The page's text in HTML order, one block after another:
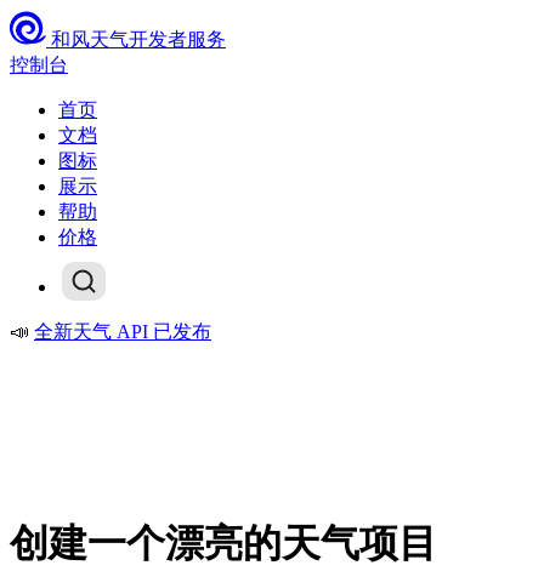
和风天气开发者服务
控制台
首页
文档
图标
展示
帮助
价格
📣 全新天气 API 已发布
创建一个漂亮的天气项目